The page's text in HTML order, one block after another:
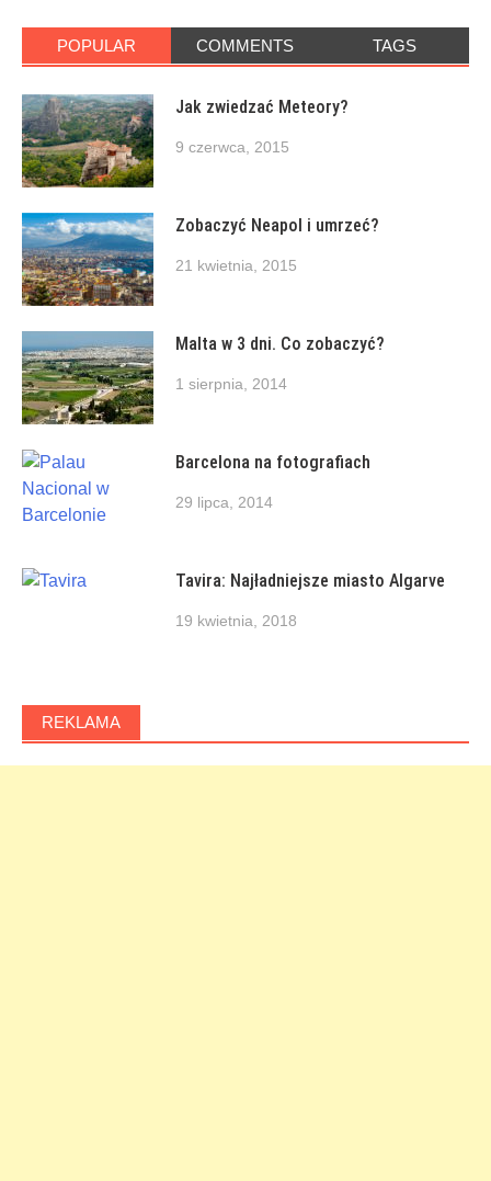
POPULAR COMMENTS TAGS
Jak zwiedzać Meteory?
9 czerwca, 2015
Zobaczyć Neapol i umrzeć?
21 kwietnia, 2015
Malta w 3 dni. Co zobaczyć?
1 sierpnia, 2014
Barcelona na fotografiach
29 lipca, 2014
Tavira: Najładniejsze miasto Algarve
19 kwietnia, 2018
REKLAMA